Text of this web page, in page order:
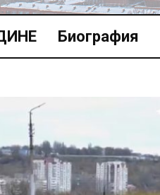
Биография